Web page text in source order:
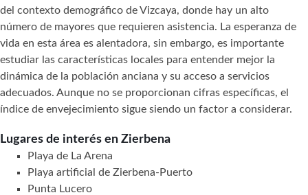
del contexto demográfico de Vizcaya, donde hay un alto
número de mayores que requieren asistencia. La esperanza de
vida en esta área es alentadora, sin embargo, es importante
estudiar las características locales para entender mejor la
dinámica de la población anciana y su acceso a servicios
adecuados. Aunque no se proporcionan cifras específicas, el
índice de envejecimiento sigue siendo un factor a considerar.
Lugares de interés en Zierbena
Playa de La Arena
Playa artificial de Zierbena-Puerto
Punta Lucero